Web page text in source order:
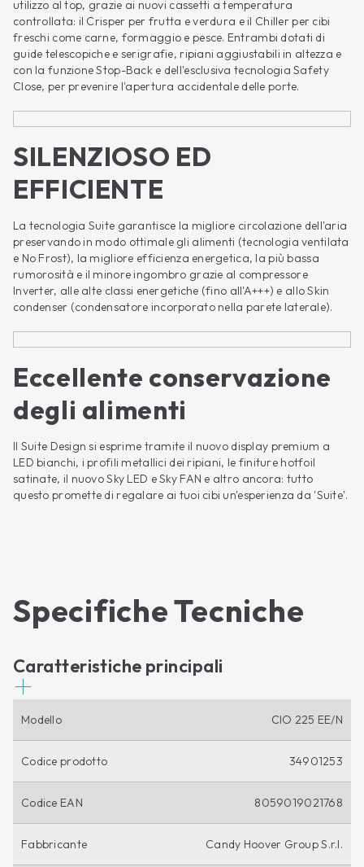
utilizzo al top, grazie ai nuovi cassetti a temperatura
controllata: il Crisper per frutta e verdura e il Chiller per cibi
freschi come carne, formaggio e pesce. Entrambi dotati di
guide telescopiche e serigrafie, ripiani aggiustabili in altezza e
con la funzione Stop-Back e dell'esclusiva tecnologia Safety
Close, per prevenire l'apertura accidentale delle porte.
SILENZIOSO ED
EFFICIENTE
La tecnologia Suite garantisce la migliore circolazione dell'aria
preservando in modo ottimale gli alimenti (tecnologia ventilata
e No Frost), la migliore efficienza energetica, la più bassa
rumorosità e il minore ingombro grazie al compressore
Inverter, alle alte classi energetiche (fino all'A+++) e allo Skin
condenser (condensatore incorporato nella parete laterale).
Eccellente conservazione
degli alimenti
Il Suite Design si esprime tramite il nuovo display premium a
LED bianchi, i profili metallici dei ripiani, le finiture hotfoil
satinate, il nuovo Sky LED e Sky FAN e altro ancora: tutto
questo promette di regalare ai tuoi cibi un'esperienza da 'Suite'.
Specifiche Tecniche
Caratteristiche principali
Modello CIO 225 EE/N
Codice prodotto 34901253
Codice EAN 8059019021768
Fabbricante Candy Hoover Group S.r.l.